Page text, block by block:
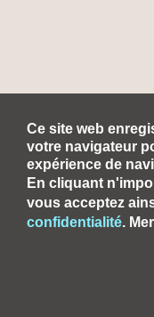
Ce site web
votre navigateur
expérience de
En cliquant
vous acceptez
confidentialité.